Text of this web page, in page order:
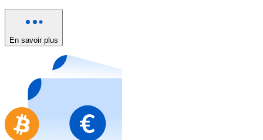
Acheter avec carte
Nouveau
Achetez des cartes-cadeaux de vos marques
Aller à la boutique de cartes-cadeaux
En savoir plus